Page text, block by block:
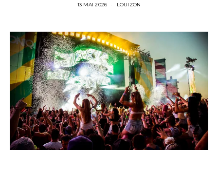
13 MAI 2026 LOUIZON